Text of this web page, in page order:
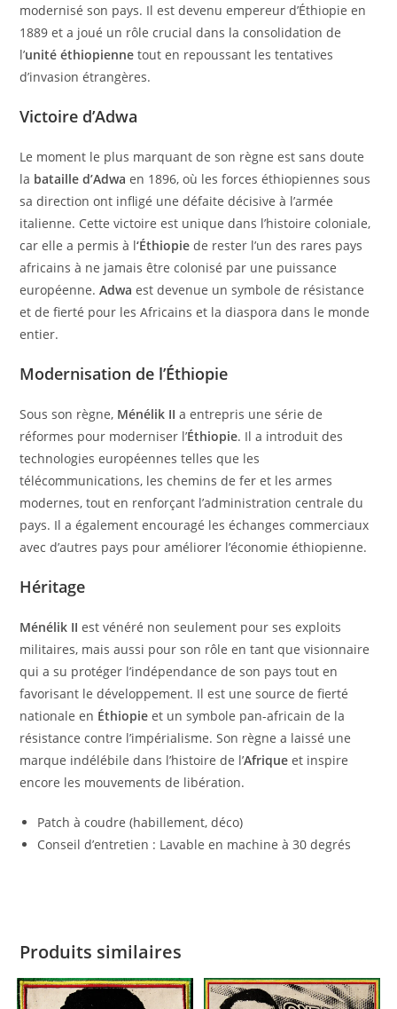
modernisé son pays. Il est devenu empereur d’Éthiopie en
1889 et a joué un rôle crucial dans la consolidation de
l’unité éthiopienne tout en repoussant les tentatives
d’invasion étrangères.
Victoire d’Adwa
Le moment le plus marquant de son règne est sans doute
la bataille d’Adwa en 1896, où les forces éthiopiennes sous
sa direction ont infligé une défaite décisive à l’armée
italienne. Cette victoire est unique dans l’histoire coloniale,
car elle a permis à l‘Éthiopie de rester l’un des rares pays
africains à ne jamais être colonisé par une puissance
européenne.Adwa est devenue un symbole de résistance
et de fierté pour les Africains et la diaspora dans le monde
entier.
Modernisation de l’Éthiopie
Sous son règne, Ménélik II a entrepris une série de
réformes pour moderniser l’Éthiopie. Il a introduit des
technologies européennes telles que les
télécommunications, les chemins de fer et les armes
modernes, tout en renforçant l’administration centrale du
pays. Il a également encouragé les échanges commerciaux
avec d’autres pays pour améliorer l’économie éthiopienne.
Héritage
Ménélik II est vénéré non seulement pour ses exploits
militaires, mais aussi pour son rôle en tant que visionnaire
qui a su protéger l’indépendance de son pays tout en
favorisant le développement. Il est une source de fierté
nationale en Éthiopie et un symbole pan-africain de la
résistance contre l’impérialisme. Son règne a laissé une
marque indélébile dans l’histoire de l’Afrique et inspire
encore les mouvements de libération.
Patch à coudre (habillement, déco)
Conseil d’entretien : Lavable en machine à 30 degrés
Produits similaires